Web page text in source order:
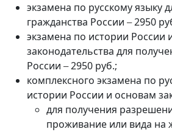
экзамена по русскому языку
гражданства России –2950
экзамена по истории России
законодательства для
России –2950 руб.;
комплексного экзамена по
истории России и основам
для получения
проживание или вида на